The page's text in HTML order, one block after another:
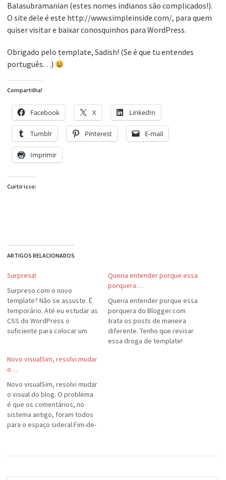
Balasubramanian (estes nomes indianos são complicados!).
O site dele é este http://www.simpleinside.com/, para quem
quiser visitar e baixar conosquinhos para WordPress.
Obrigado pelo template, Sadish! (Se é que tu entendes
português…)
Compartilha!
Facebook X LinkedIn
Tumblr Pinterest E-mail
Imprimir
Curtir isso:
ARTIGOS RELACIONADOS
Surpresa!
Surpreso com o novo
template? Não se assuste. É
temporário. Até eu estudar as
CSS do WordPress o
suficiente para colocar um
por enquanto...
Queria entender porque essa
porquera…
Queria entender porque essa
porquera do Blogger.com
trata os posts de maneira
diferente. Tenho que revisar
essa droga de template!
Novo visualSim, resolvi mudar
o…
Novo visualSim, resolvi mudar
o visual do blog. O problema
é que os comentários, no
sistema antigo, foram todos
para o espaço sideral.Fim-de-
volta meus ponteiros e
voltaram tudo para